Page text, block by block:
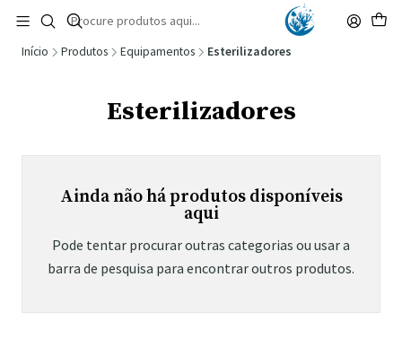
🚚 Portugal Continental: Portes Grátis desde 149,90€ (Envio extresso: 14,90€)
Ler mais
Início Produtos Equipamentos Esterilizadores
Esterilizadores
Ainda não há produtos disponíveis
aqui
Pode tentar procurar outras categorias ou usar a
barra de pesquisa para encontrar outros produtos.